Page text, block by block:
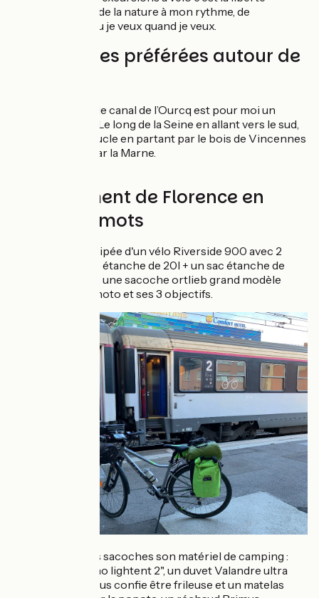
de profiter de la nature à mon rythme, de
m’arrêter ou je veux quand je veux.
Ses balades préférées autour de
Autour de Paris, le canal de l’Ourcq est pour moi un
incontournable. Le long de la Seine en allant vers le sud,
et pour 2/3 h, boucle en partant par le bois de Vincennes
et en revenant par la Marne.
L'équipement de Florence en
quelques mots
Florence est équipée d'un vélo Riverside 900 avec 2
sacoches arrière étanche de 20l + un sac étanche de
10l. Sur le guidon, une sacoche ortlieb grand modèle
pour l’appareil photo et ses 3 objectifs.
À l'intérieure des sacoches son matériel de camping :
une tente "Ferrino lightent 2", un duvet Valandre ultra
chaud car elle nous confie être frileuse et un matelas